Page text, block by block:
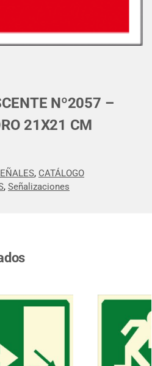
Nº2057 –
21X21 CM
, CATÁLOGO
, Señalizaciones